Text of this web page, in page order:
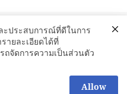
Tags
VCI
สนิม กรุงเทพ,กระดาษกันสนิม
นสนิม อยุธยา
บรรจุภัณฑ์ป้องกัน
ะประสบการณ์ที่ดีในการ
ายละเอียดได้ที่
ถจัดการความเป็นส่วนตัว
Allow